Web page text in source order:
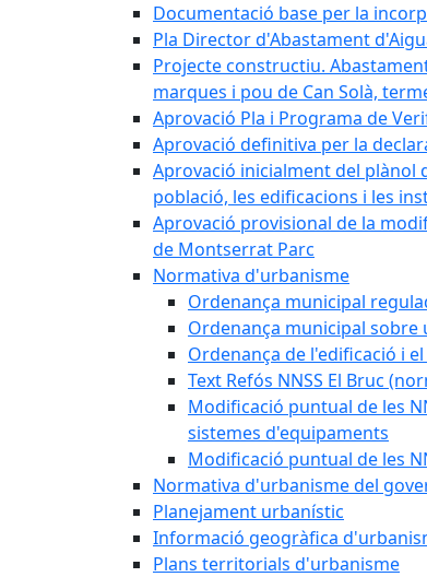
Documentació base per la
Pla Director d'Abastament
Projecte constructiu.
marques i pou de Can Solà,
Aprovació Pla i Programa de
Aprovació definitiva per la
Aprovació inicialment del plànol
població, les edificacions i les
Aprovació provisional de la
de Montserrat Parc
Normativa d'urbanisme
Ordenança municipal
Ordenança municipal sobre
Ordenança de l'edificació i
Text Refós NNSS El Bruc
Modificació puntual de les
sistemes d'equipaments
Modificació puntual de les
Normativa d'urbanisme del
Planejament urbanístic
Informació geogràfica
Plans territorials d'urbanisme